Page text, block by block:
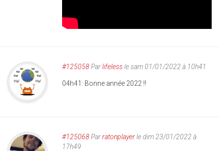
#125058Parlifelessle sam 01/01/2022 à 10h41
04h41: Bonne année 2022 !!
#125068Parratonplayerle dim 23/01/2022 à
17h49